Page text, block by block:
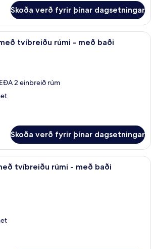
Skoða verð fyrir þínar dagsetningar
Standard-herbergi með tvíbreiðu
tvíbreiðu rúmi - með baði
2 einbreið rúm
Skoða verð fyrir þínar dagsetningar
Superior-herbergi með tvíbreiðu
tvíbreiðu rúmi - með baði